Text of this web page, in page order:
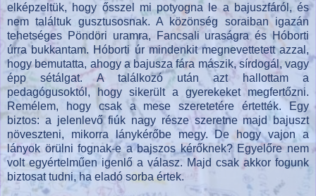
elképzeltük, hogy ősszel mi potyogna le a bajuszfáról, és
nem találtuk gusztusosnak. A közönség soraiban igazán
tehetséges Pöndöri uramra, Fancsali uraságra és Hóborti
úrra bukkantam. Hóborti úr mindenkit megnevettetett azzal,
hogy bemutatta, ahogy a bajusza fára mászik, sírdogál, vagy
épp sétálgat. A találkozó után azt hallottam a
pedagógusoktól, hogy sikerült a gyerekeket megfertőzni.
Remélem, hogy csak a mese szeretetére értették. Egy
biztos: a jelenlevő fiúk nagy része szeretne majd bajuszt
növeszteni, mikorra lánykérőbe megy. De hogy vajon a
lányok örülni fognak-e a bajszos kérőknek? Egyelőre nem
volt egyértelműen igenlő a válasz. Majd csak akkor fogunk
biztosat tudni, ha eladó sorba értek.